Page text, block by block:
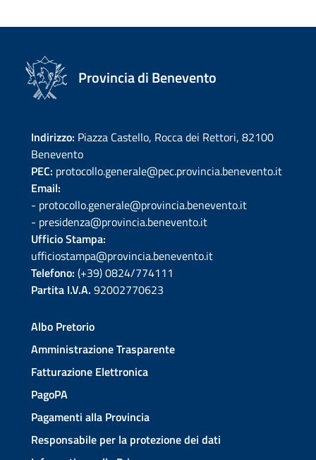
Provincia di Benevento
Indirizzo: Piazza Castello, Rocca dei Rettori, 82100
Benevento
PEC: protocollo.generale@pec.provincia.benevento.it
Email:
- protocollo.generale@provincia.benevento.it
- presidenza@provincia.benevento.it
Ufficio Stampa:
ufficiostampa@provincia.benevento.it
Telefono: (+39) 0824/774111
Partita I.V.A. 92002770623
Albo Pretorio
Amministrazione Trasparente
Fatturazione Elettronica
PagoPA
Pagamenti alla Provincia
Responsabile per la protezione dei dati